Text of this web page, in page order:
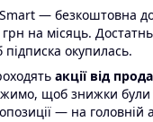
— безкоштовна
на місяць.
окупилась.
акції від
щоб знижки були
— на головній